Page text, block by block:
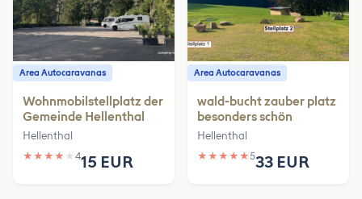
Area Autocaravanas
Wohnmobilstellplatz der
Gemeinde Hellenthal
Hellenthal
★ ★ ★ ★ ★ 415 EUR
Area Autocaravanas
wald-bucht zauber platz
besonders schön
Hellenthal
★ ★ ★ ★ ★533 EUR